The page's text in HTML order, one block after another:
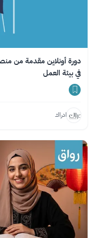
دورة أونلاين مقدمة من
في بيئة العمل
ادراك